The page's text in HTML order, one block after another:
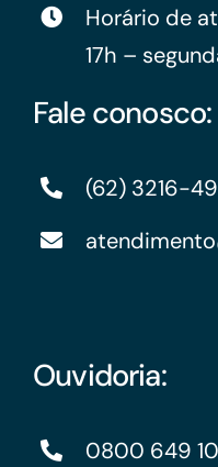
Horário de
17h –
Fale conosco:
(62) 3216-
Ouvidoria:
0800 649